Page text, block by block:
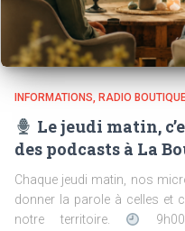
INFORMATIONS RADIO
Le jeudi matin,
des podcasts à La
Chaque jeudi matin, nos
donner la parole à celles et
notre territoire.